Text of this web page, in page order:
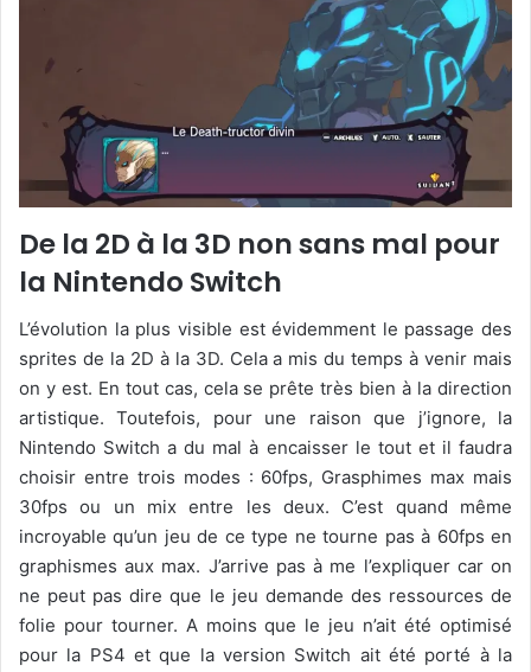
De la 2D à la 3D non sans mal pour
la Nintendo Switch
L’évolution la plus visible est évidemment le passage des
sprites de la 2D à la 3D. Cela a mis du temps à venir mais
on y est. En tout cas, cela se prête très bien à la direction
artistique. Toutefois, pour une raison que j’ignore, la
Nintendo Switch a du mal à encaisser le tout et il faudra
choisir entre trois modes : 60fps, Grasphimes max mais
30fps ou un mix entre les deux. C’est quand même
incroyable qu’un jeu de ce type ne tourne pas à 60fps en
graphismes aux max. J’arrive pas à me l’expliquer car on
ne peut pas dire que le jeu demande des ressources de
folie pour tourner. A moins que le jeu n’ait été optimisé
pour la PS4 et que la version Switch ait été porté à la